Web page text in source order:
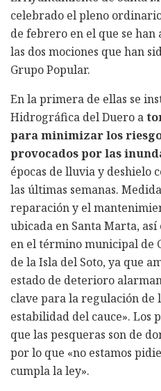
celebrado el pleno
de febrero en el que se
las dos mociones que han
Grupo Popular.
En la primera de ellas se
Hidrográfica del Duero a
para minimizar los
provocados por las
épocas de lluvia y deshielo
las últimas semanas.
reparación y el
ubicada en Santa Marta,
en el término municipal de
de la Isla del Soto, ya que
estado de deterioro
clave para la regulación de
estabilidad del cauce». Los
que las pesqueras son de
por lo que «no estamos
cumpla la ley».